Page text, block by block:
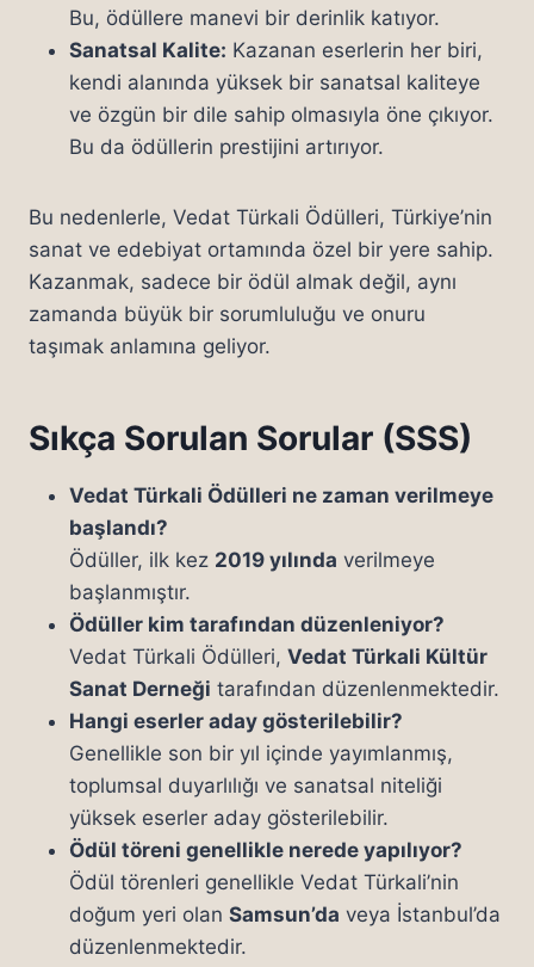
Bu, ödüllere manevi bir derinlik katıyor.
Sanatsal Kalite: Kazanan eserlerin her biri,
kendi alanında yüksek bir sanatsal kaliteye
ve özgün bir dile sahip olmasıyla öne çıkıyor.
Bu da ödüllerin prestijini artırıyor.
Bu nedenlerle, Vedat Türkali Ödülleri, Türkiye’nin
sanat ve edebiyat ortamında özel bir yere sahip.
Kazanmak, sadece bir ödül almak değil, aynı
zamanda büyük bir sorumluluğu ve onuru
taşımak anlamına geliyor.
Sıkça Sorulan Sorular (SSS)
Vedat Türkali Ödülleri ne zaman verilmeye
başlandı?
Ödüller, ilk kez 2019 yılında verilmeye
başlanmıştır.
Ödüller kim tarafından düzenleniyor?
Vedat Türkali Ödülleri, Vedat Türkali Kültür
Sanat Derneği tarafından düzenlenmektedir.
Hangi eserler aday gösterilebilir?
Genellikle son bir yıl içinde yayımlanmış,
toplumsal duyarlılığı ve sanatsal niteliği
yüksek eserler aday gösterilebilir.
Ödül töreni genellikle nerede yapılıyor?
Ödül törenleri genellikle Vedat Türkali’nin
doğum yeri olan Samsun’da veya İstanbul’da
düzenlenmektedir.